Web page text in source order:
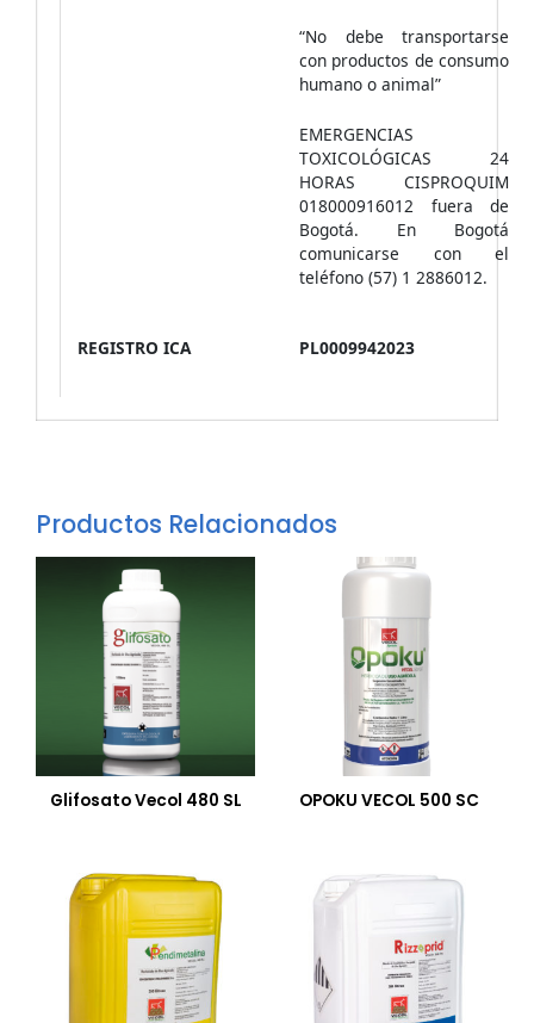
“No debe transportarse
con productos de consumo
humano o animal”
EMERGENCIAS
TOXICOLÓGICAS 24
HORAS CISPROQUIM
018000916012 fuera de
Bogotá. En Bogotá
comunicarse con el
teléfono (57) 1 2886012.
REGISTRO ICA PL0009942023
Productos Relacionados
Glifosato Vecol 480 SL OPOKU VECOL 500 SC